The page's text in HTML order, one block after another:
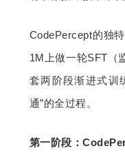
CodePercept的独
1M上做一轮SFT（
套两阶段渐进式训
通”的全过程。
第一阶段：